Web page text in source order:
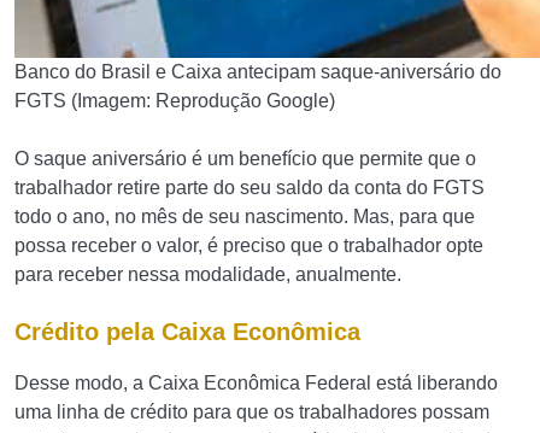
Banco do Brasil e Caixa antecipam saque-aniversário do
FGTS (Imagem: Reprodução Google)
O saque aniversário é um benefício que permite que o
trabalhador retire parte do seu saldo da conta do FGTS
todo o ano, no mês de seu nascimento. Mas, para que
possa receber o valor, é preciso que o trabalhador opte
para receber nessa modalidade, anualmente.
Crédito pela Caixa Econômica
Desse modo, a Caixa Econômica Federal está liberando
uma linha de crédito para que os trabalhadores possam